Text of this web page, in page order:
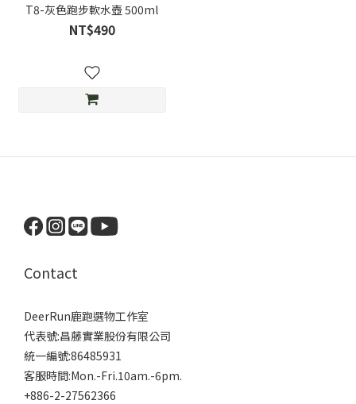
T8-灰色跑步軟水壺 500ml
NT$490
Contact
DeerRun鹿跑選物工作室
代表號:昌藤實業股份有限公司
統一編號:86485931
客服時間:Mon.-Fri.10am.-6pm.
+886-2-27562366